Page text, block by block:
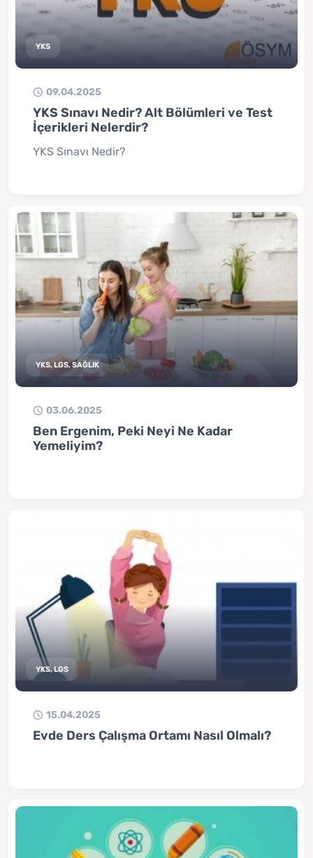
YKS
09.04.2025
YKS Sınavı Nedir? Alt Bölümleri ve Test
İçerikleri Nelerdir?
YKS Sınavı Nedir?
YKS, LGS, SAĞLIK
03.06.2025
Ben Ergenim, Peki Neyi Ne Kadar
Yemeliyim?
YKS, LGS
15.04.2025
Evde Ders Çalışma Ortamı Nasıl Olmalı?